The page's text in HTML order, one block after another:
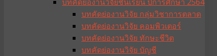
บทคัดย่องานวิจัยชั้นเรียน ปีการศึกษา 2564
บทคัดย่องานวิจัย กลุ่มวิชาการตลาด
บทคัดย่องานวิจัย คอมพิวเตอร์
บทคัดย่องานวิจัย ทักษะชีวิต
บทคัดย่องานวิจัย บัญชี